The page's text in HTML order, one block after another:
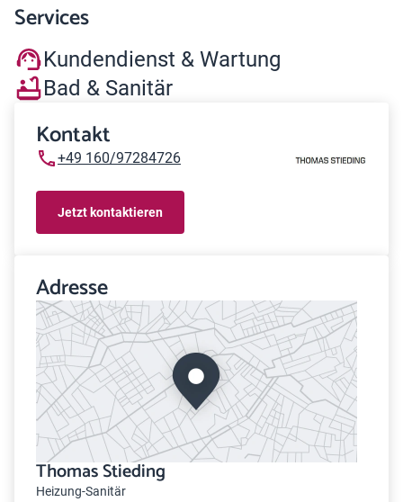
Services
Kundendienst & Wartung
Bad & Sanitär
Kontakt
+49 160/97284726
Jetzt kontaktieren
Adresse
Thomas Stieding
Heizung-Sanitär